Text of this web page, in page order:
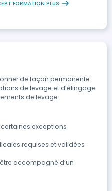
FORMATION PLUS
de façon permanente
de levage et d’élingage
de levage
exceptions
requises et validées
accompagné d’un